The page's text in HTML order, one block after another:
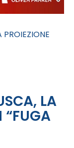
PROIEZIONE
LA
“FUGA